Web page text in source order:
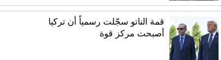
قمة الناتو سجّلت رسمياً أن تركيا
أصبحت مركز قوة